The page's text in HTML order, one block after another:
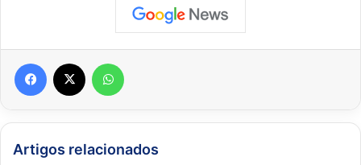
Facebook
Artigos relacionados